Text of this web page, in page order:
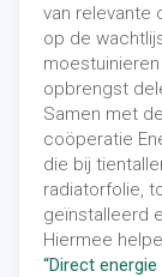
van relevante
op de
opbrengst
Samen met
coöperatie
die bij
radiatorfolie,
geïnstalleerd
Hiermee
“Direct